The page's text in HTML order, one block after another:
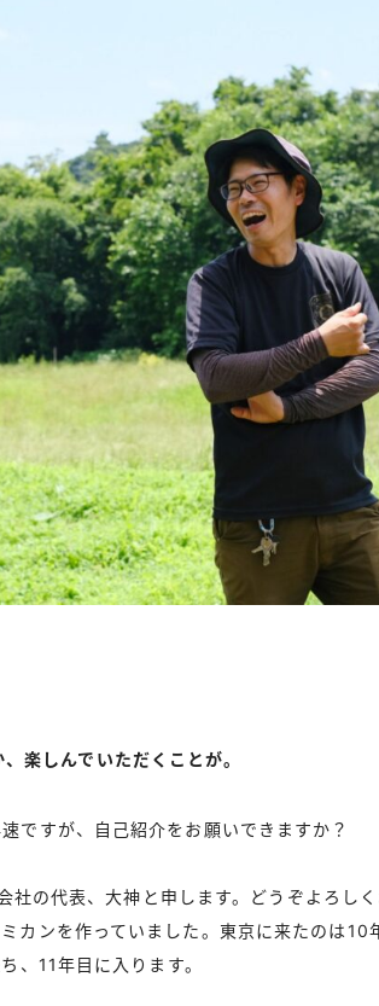
楽しんでいただくことが。
ですが、自己紹介をお願いできますか？
社の代表、大神と申します。どうぞよろし
カンを作っていました。東京に来たのは
、11年目に入ります。